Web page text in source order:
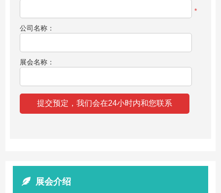
*
公司名称：
展会名称：
展会介绍